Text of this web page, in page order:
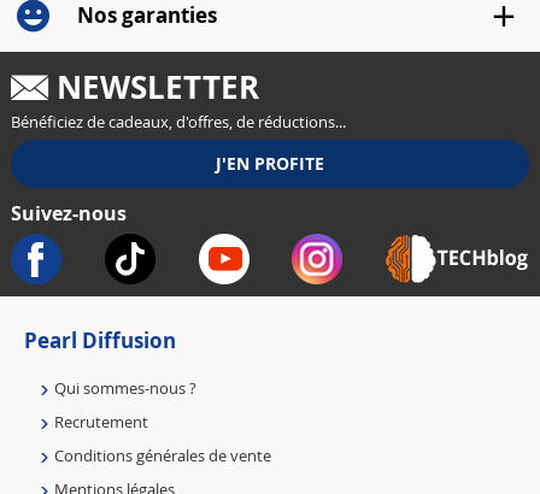
Nos garanties
NEWSLETTER
Bénéficiez de cadeaux, d'offres, de réductions...
Suivez-nous
Pearl Diffusion
Qui sommes-nous ?
Recrutement
Conditions générales de vente
Mentions légales